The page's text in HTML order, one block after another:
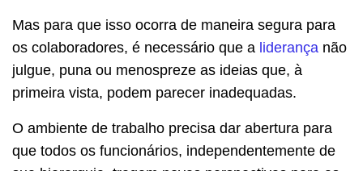
Mas para que isso ocorra de maneira segura para
os colaboradores, é necessário que a liderança não
julgue, puna ou menospreze as ideias que, à
primeira vista, podem parecer inadequadas.
O ambiente de trabalho precisa dar abertura para
que todos os funcionários, independentemente de